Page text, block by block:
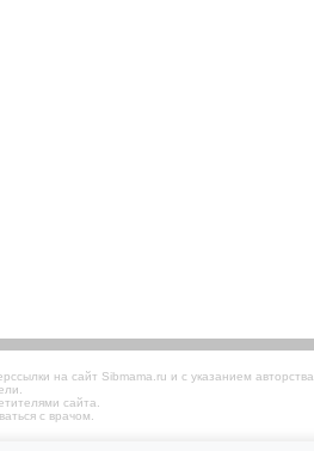
на сайт Sibmama.ru и с указанием авторства.
сайта.
с врачом.